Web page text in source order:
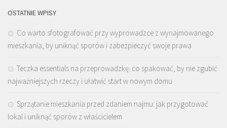
OSTATNIE WPISY
Co warto sfotografować przy wyprowadzce z wynajmowanego
mieszkania, by uniknąć sporów i zabezpieczyć swoje prawa
Teczka essentials na przeprowadzkę: co spakować, by nie zgubić
najważniejszych rzeczy i ułatwić start w nowym domu
Sprzątanie mieszkania przed zdaniem najmu: jak przygotować
lokal i uniknąć sporów z właścicielem